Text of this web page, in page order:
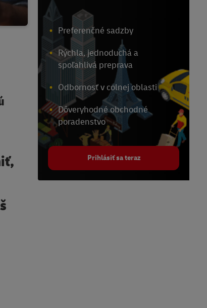
Preferenčné sadzby
Rýchla, jednoduchá a
spoľahlivá preprava
Odbornosť v colnej oblasti
Dôveryhodné obchodné
poradenstvo
Prihlásiť sa teraz